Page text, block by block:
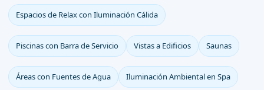
Espacios de Relax con Iluminación Cálida
Piscinas con Barra de Servicio Vistas a Edificios Saunas
Áreas con Fuentes de Agua Iluminación Ambiental en Spa